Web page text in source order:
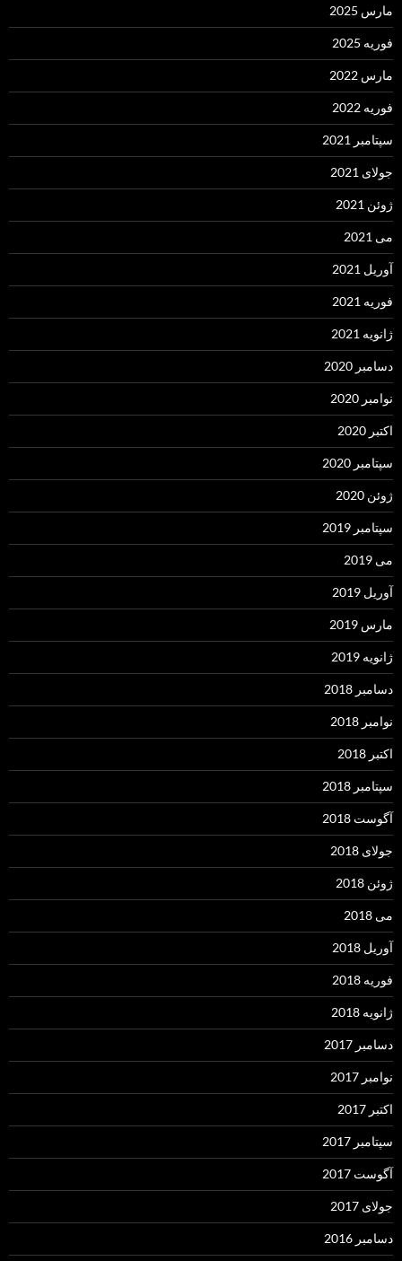
مارس 2025
فوریه 2025
مارس 2022
فوریه 2022
سپتامبر 2021
جولای 2021
ژوئن 2021
می 2021
آوریل 2021
فوریه 2021
ژانویه 2021
دسامبر 2020
نوامبر 2020
اکتبر 2020
سپتامبر 2020
ژوئن 2020
سپتامبر 2019
می 2019
آوریل 2019
مارس 2019
ژانویه 2019
دسامبر 2018
نوامبر 2018
اکتبر 2018
سپتامبر 2018
آگوست 2018
جولای 2018
ژوئن 2018
می 2018
آوریل 2018
فوریه 2018
ژانویه 2018
دسامبر 2017
نوامبر 2017
اکتبر 2017
سپتامبر 2017
آگوست 2017
جولای 2017
دسامبر 2016